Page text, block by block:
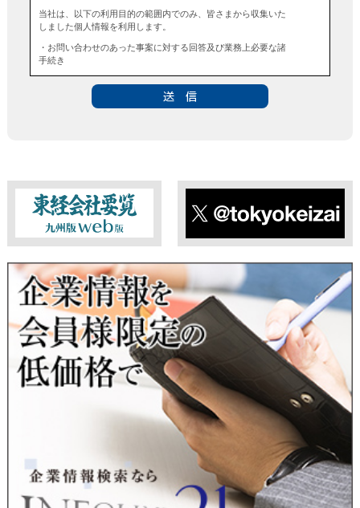
当社は、以下の利用目的の範囲内でのみ、皆さまから収集いた
しました個人情報を利用します。
・お問い合わせのあった事案に対する回答及び業務上必要な諸
手続き
■個人情報の第三者提供について
■ 個人情報提供の任意性及び留意点
個人情報のご提供は任意ですが、必要な個人情報をご提供いた
だけなかった場合は、上記利用目的を達成できない場合があり
ますのでご了承ください。
当社は、本人が自己の個人情報について、通知・開示・訂正・
追加・削除・利用停止・提供停止の希望がございましたら、本
人または代理人の請求応じて、個人データの通知・開示・訂
正・追加・削除・利用停止・提供停止の請求に応じます。
受付方法は、本人確認資料（運転免許証、パスポート何れかの
コピー）、「個人情報取扱申請書」「委任状」（代理人による
申請の場合のみ必要となります）を当社宛にお送り下さい。
＜個人情報保護に関するお問合せ・相談窓口＞
〒802-0004 北九州市小倉北区鍛冶町2丁目5-11（第一東経ビ
フリーダイヤル 0120-55-9986
受付時間 平日9：00～17：00
東経会社要覧web版 X